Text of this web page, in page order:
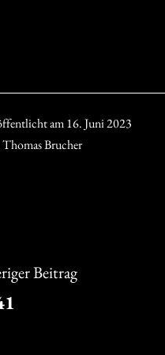
am16. Juni 2023
Thomas Brucher
Beitrag